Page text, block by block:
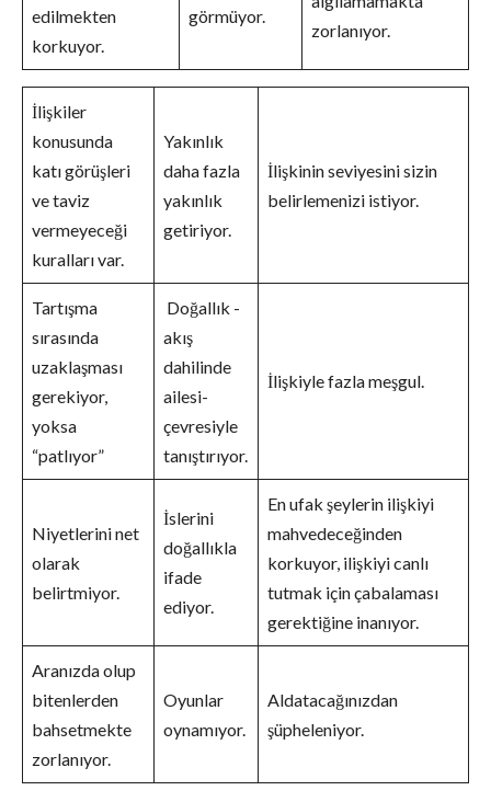
edilmekten
korkuyor.
görmüyor.
zorlanıyor.
İlişkiler
konusunda
katı görüşleri
ve taviz
vermeyeceği
kuralları var.
Yakınlık
daha fazla
yakınlık
getiriyor.
İlişkinin seviyesini sizin
belirlemenizi istiyor.
Tartışma
sırasında
uzaklaşması
gerekiyor,
yoksa
“patlıyor”
Doğallık -
akış
dahilinde
ailesi-
çevresiyle
tanıştırıyor.
İlişkiyle fazla meşgul.
Niyetlerini net
olarak
belirtmiyor.
İslerini
doğallıkla
ifade
ediyor.
En ufak şeylerin ilişkiyi
mahvedeceğinden
korkuyor, ilişkiyi canlı
tutmak için çabalaması
gerektiğine inanıyor.
Aranızda olup
bitenlerden
bahsetmekte
zorlanıyor.
Oyunlar
oynamıyor.
Aldatacağınızdan
şüpheleniyor.